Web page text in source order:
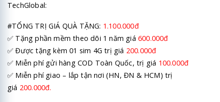
TechGlobal:
#TỔNG TRỊ GIÁ QUÀ TẶNG: 1.100.000đ
✅ Tặng phần mềm theo dõi 1 năm giá 600.000đ
✅ Được tặng kèm 01 sim 4G trị giá 200.000đ
✅ Miễn phí gửi hàng COD Toàn Quốc, trị giá 100.000đ
✅ Miễn phí giao – lắp tận nơi (HN, ĐN & HCM) trị
giá 200.000đ.